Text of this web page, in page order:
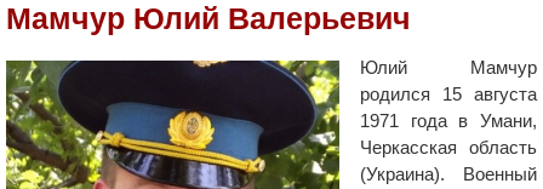
Мамчур Юлий Валерьевич
Юлий Мамчур
родился 15 августа
1971 года в Умани,
Черкасская область
(Украина). Военный